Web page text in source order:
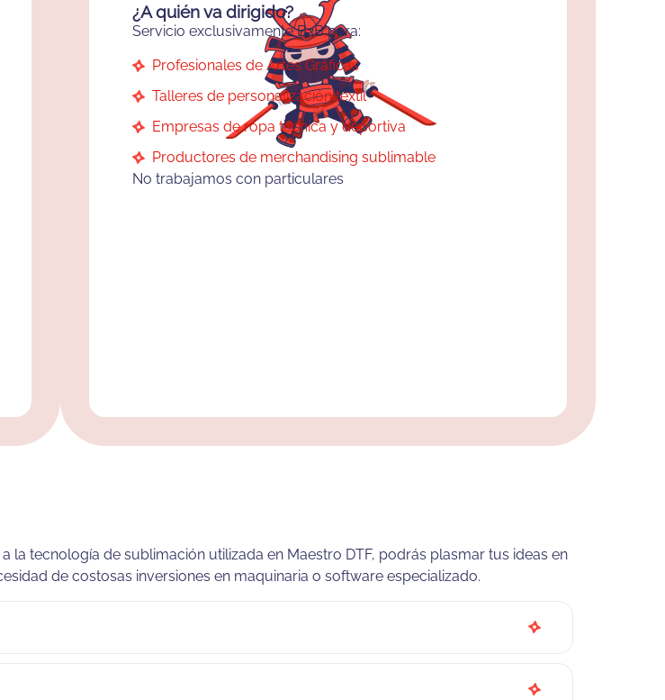
¿A quién va dirigido?
Servicio exclusivamente B2B para:
Profesionales de Artes Gráficas
Talleres de personalización textil
Empresas de ropa técnica y deportiva
Productores de merchandising sublimable
No trabajamos con particulares
la tecnología de sublimación utilizada en Maestro DTF, podrás plasmar tus ideas en
de costosas inversiones en maquinaria o software especializado.